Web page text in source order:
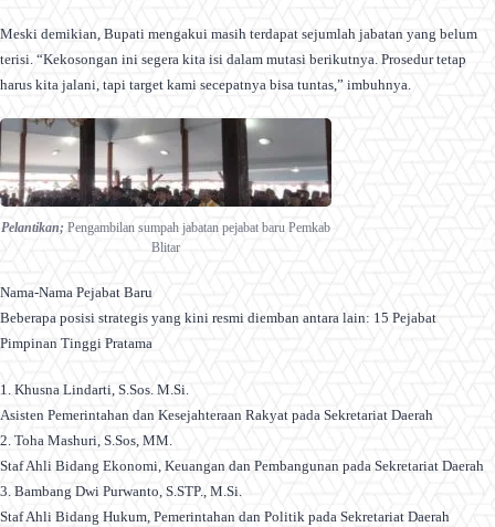
Meski demikian, Bupati mengakui masih terdapat sejumlah jabatan yang belum
terisi. “Kekosongan ini segera kita isi dalam mutasi berikutnya. Prosedur tetap
harus kita jalani, tapi target kami secepatnya bisa tuntas,” imbuhnya.
Pelantikan; Pengambilan sumpah jabatan pejabat baru Pemkab
Blitar
Nama-Nama Pejabat Baru
Beberapa posisi strategis yang kini resmi diemban antara lain: 15 Pejabat
Pimpinan Tinggi Pratama
1. Khusna Lindarti, S.Sos. M.Si.
Asisten Pemerintahan dan Kesejahteraan Rakyat pada Sekretariat Daerah
2. Toha Mashuri, S.Sos, MM.
Staf Ahli Bidang Ekonomi, Keuangan dan Pembangunan pada Sekretariat Daerah
3. Bambang Dwi Purwanto, S.STP., M.Si.
Staf Ahli Bidang Hukum, Pemerintahan dan Politik pada Sekretariat Daerah